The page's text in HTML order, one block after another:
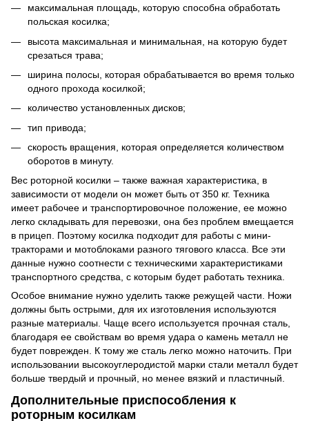
максимальная площадь, которую способна обработать
польская косилка;
высота максимальная и минимальная, на которую будет
срезаться трава;
ширина полосы, которая обрабатывается во время только
одного прохода косилкой;
количество установленных дисков;
тип привода;
скорость вращения, которая определяется количеством
оборотов в минуту.
Вес роторной косилки – также важная характеристика, в
зависимости от модели он может быть от 350 кг. Техника
имеет рабочее и транспортировочное положение, ее можно
легко складывать для перевозки, она без проблем вмещается
в прицеп. Поэтому косилка подходит для работы с мини-
тракторами и мотоблоками разного тягового класса. Все эти
данные нужно соотнести с техническими характеристиками
транспортного средства, с которым будет работать техника.
Особое внимание нужно уделить также режущей части. Ножи
должны быть острыми, для их изготовления используются
разные материалы. Чаще всего используется прочная сталь,
благодаря ее свойствам во время удара о камень металл не
будет поврежден. К тому же сталь легко можно наточить. При
использовании высокоуглеродистой марки стали металл будет
больше твердый и прочный, но менее вязкий и пластичный.
Дополнительные приспособления к
роторным косилкам